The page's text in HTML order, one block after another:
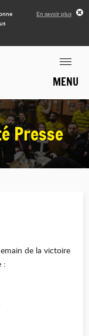
En savoir plus
MENU
Presse
de la victoire
: